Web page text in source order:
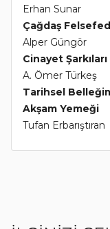
Erhan Sunar
Çağdaş
Alper Güngör
Cinayet Şarkıları
A. Ömer Türkeş
Tarihsel
Akşam Yemeği
Tufan Erbarıştıran